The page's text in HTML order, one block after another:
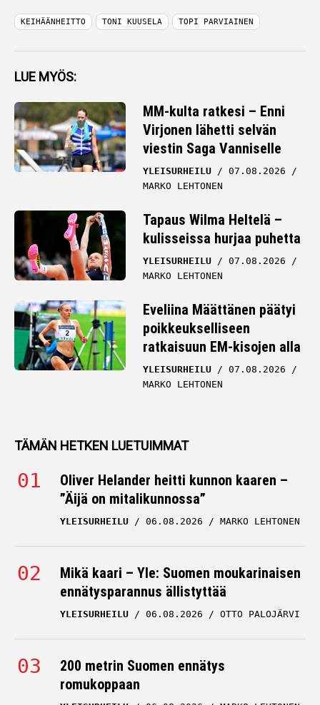
KEIHÄÄNHEITTO TONI KUUSELA TOPI PARVIAINEN
LUE MYÖS:
MM-kulta ratkesi – Enni
Virjonen lähetti selvän
viestin Saga Vanniselle
YLEISURHEILU
07.08.2026
MARKO LEHTONEN
Tapaus Wilma Heltelä –
kulisseissa hurjaa puhetta
YLEISURHEILU
07.08.2026
MARKO LEHTONEN
Eveliina Määttänen päätyi
poikkeukselliseen
ratkaisuun EM-kisojen alla
YLEISURHEILU
07.08.2026
MARKO LEHTONEN
TÄMÄN HETKEN LUETUIMMAT
Oliver Helander heitti kunnon kaaren –
”Äijä on mitalikunnossa”
YLEISURHEILU 06.08.2026 MARKO LEHTONEN
Mikä kaari – Yle: Suomen moukarinaisen
ennätysparannus ällistyttää
YLEISURHEILU 06.08.2026 OTTO PALOJÄRVI
200 metrin Suomen ennätys
romukoppaan